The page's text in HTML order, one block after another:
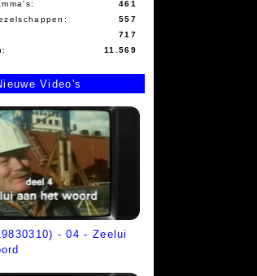
461
557
717
11.569
Video's
- 04 - Zeelui